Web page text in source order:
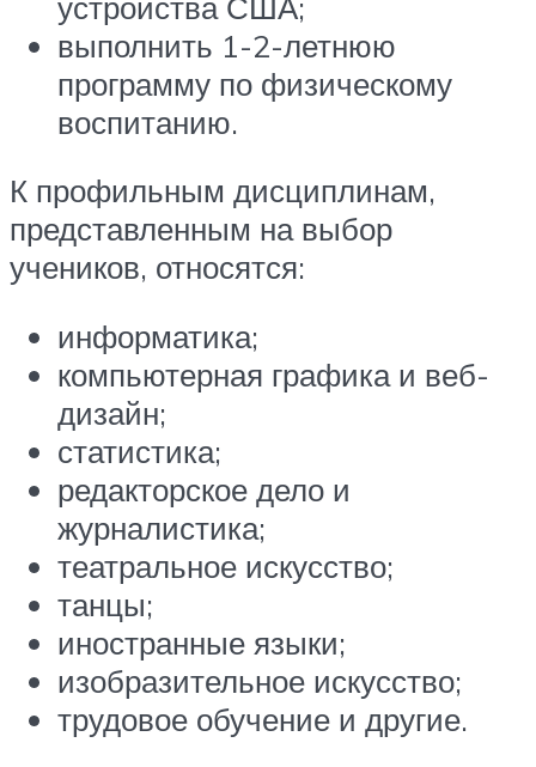
выполнить 1-2-летнюю
программу по физическому
воспитанию.
К профильным дисциплинам,
представленным на выбор
учеников, относятся:
информатика;
компьютерная графика и веб-
дизайн;
статистика;
редакторское дело и
журналистика;
театральное искусство;
танцы;
иностранные языки;
изобразительное искусство;
трудовое обучение и другие.